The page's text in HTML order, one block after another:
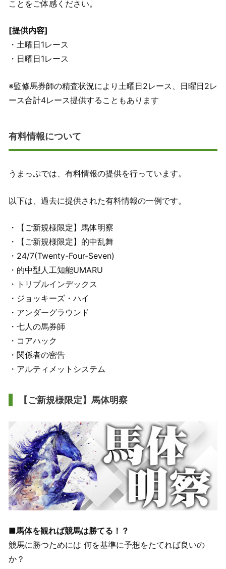
ことをご体感ください。
[提供内容]
・土曜日1レース
・日曜日1レース
※監修馬券師の精査状況により土曜日2レース、日曜日2レ
ース合計4レース提供することもあります
有料情報について
うまっぷでは、有料情報の提供を行っています。
以下は、過去に提供された有料情報の一例です。
・【ご新規様限定】馬体明察
・【ご新規様限定】的中乱舞
・24/7(Twenty-Four-Seven)
・的中型人工知能UMARU
・トリプルインデックス
・ジョッキーズ・ハイ
・アンダーグラウンド
・七人の馬券師
・コアハック
・関係者の密告
・アルティメットシステム
【ご新規様限定】馬体明察
■馬体を観れば競馬は勝てる！？
競馬に勝つためには 何を基準に予想をたてれば良いの
か？